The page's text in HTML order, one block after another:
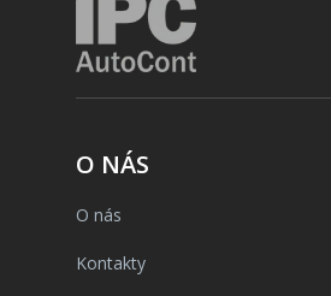
O NÁS
O nás
Kontakty